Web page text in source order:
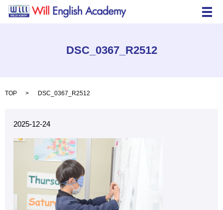
メ
DSC_0367_R2512
TOP DSC_0367_R2512
2025-12-24